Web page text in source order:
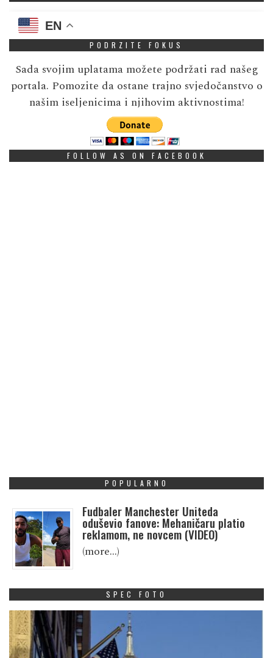
EN
PODRZITE FOKUS
Sada svojim uplatama možete podržati rad našeg
portala. Pomozite da ostane trajno svjedočanstvo o
našim iseljenicima i njihovim aktivnostima!
FOLLOW AS ON FACEBOOK
POPULARNO
Fudbaler Manchester Uniteda
oduševio fanove: Mehaničaru platio
reklamom, ne novcem (VIDEO)
(more…)
SPEC FOTO